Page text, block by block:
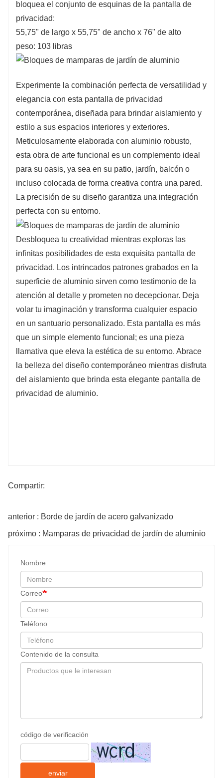
bloquea el conjunto de esquinas de la pantalla de
privacidad:
55,75" de largo x 55,75" de ancho x 76" de alto
peso: 103 libras
Experimente la combinación perfecta de versatilidad y
elegancia con esta pantalla de privacidad
contemporánea, diseñada para brindar aislamiento y
estilo a sus espacios interiores y exteriores.
Meticulosamente elaborada con aluminio robusto,
esta obra de arte funcional es un complemento ideal
para su oasis, ya sea en su patio, jardín, balcón o
incluso colocada de forma creativa contra una pared.
La precisión de su diseño garantiza una integración
perfecta con su entorno.
Desbloquea tu creatividad mientras exploras las
infinitas posibilidades de esta exquisita pantalla de
privacidad. Los intrincados patrones grabados en la
superficie de aluminio sirven como testimonio de la
atención al detalle y prometen no decepcionar. Deja
volar tu imaginación y transforma cualquier espacio
en un santuario personalizado. Esta pantalla es más
que un simple elemento funcional; es una pieza
llamativa que eleva la estética de su entorno. Abrace
la belleza del diseño contemporáneo mientras disfruta
del aislamiento que brinda esta elegante pantalla de
privacidad de aluminio.
Compartir:
anterior : Borde de jardín de acero galvanizado
próximo : Mamparas de privacidad de jardín de aluminio
Nombre
Correo
Teléfono
Contenido de la consulta
código de verificación
enviar